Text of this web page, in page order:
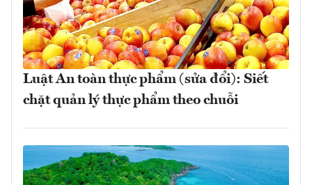
Luật An toàn thực phẩm (sửa đổi): Siết
chặt quản lý thực phẩm theo chuỗi